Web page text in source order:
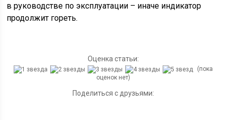
в руководстве по эксплуатации – иначе индикатор
продолжит гореть.
Оценка статьи:
(пока
оценок нет)
Поделиться с друзьями: